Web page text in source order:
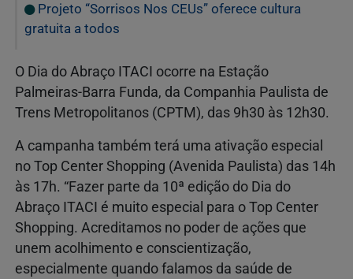
Projeto “Sorrisos Nos CEUs” oferece cultura
gratuita a todos
O Dia do Abraço ITACI ocorre na Estação
Palmeiras-Barra Funda, da Companhia Paulista de
Trens Metropolitanos (CPTM), das 9h30 às 12h30.
A campanha também terá uma ativação especial
no Top Center Shopping (Avenida Paulista) das 14h
às 17h. “Fazer parte da 10ª edição do Dia do
Abraço ITACI é muito especial para o Top Center
Shopping. Acreditamos no poder de ações que
unem acolhimento e conscientização,
especialmente quando falamos da saúde de